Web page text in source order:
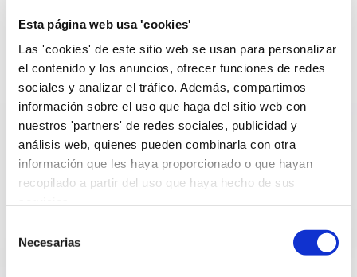
Esta página web usa 'cookies'
Las 'cookies' de este sitio web se usan para personalizar
el contenido y los anuncios, ofrecer funciones de redes
sociales y analizar el tráfico. Además, compartimos
información sobre el uso que haga del sitio web con
nuestros 'partners' de redes sociales, publicidad y
análisis web, quienes pueden combinarla con otra
información que les haya proporcionado o que hayan
recopilado a partir del uso que haya hecho de sus
Necesarias
Nuestras cifras
ISO
Somos